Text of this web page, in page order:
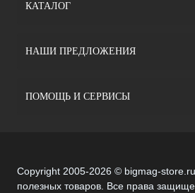
КАТАЛОГ
НАШИ ПРЕДЛОЖЕНИЯ
ПОМОЩЬ И СЕРВИСЫ
Copyright 2005-2026 © bigmag-
полезных товаров. Все права